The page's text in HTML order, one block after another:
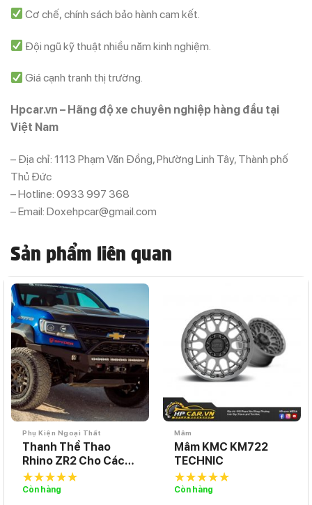
Cơ chế, chính sách bảo hành cam kết.
Đội ngũ kỹ thuật nhiều năm kinh nghiệm.
Giá cạnh tranh thị trường.
Hpcar.vn – Hãng độ xe chuyên nghiệp hàng đầu tại
Việt Nam
– Địa chỉ: 1113 Phạm Văn Đồng, Phường Linh Tây, Thành phố
Thủ Đức
– Hotline: 0933 997 368
– Email: Doxehpcar@gmail.com
Sản phẩm liên quan
Phụ Kiện Ngoại Thất
Thanh Thể Thao
Rhino ZR2 Cho Các
Dòng Bán Tải Ford
Ranger
5.0out of
Còn hàng
Mâm
Mâm KMC KM722
TECHNIC
5.0out of
Còn hàng